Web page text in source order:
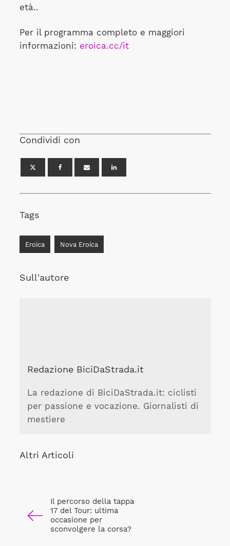
età..
Per il programma completo e maggiori
informazioni: eroica.cc/it
Condividi con
Tags
Eroica Nova Eroica
Sull'autore
Redazione BiciDaStrada.it
La redazione di BiciDaStrada.it: ciclisti
per passione e vocazione. Giornalisti di
mestiere
Altri Articoli
Il percorso della tappa
17 del Tour: ultima
occasione per
sconvolgere la corsa?